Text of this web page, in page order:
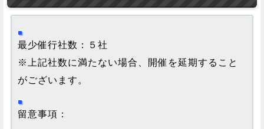
最少催行社数：５社
※上記社数に満たない場合、開催を延期すること
がございます。
留意事項：